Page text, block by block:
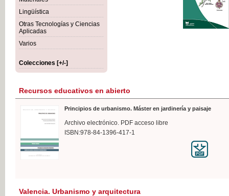
Lingüística
Otras Tecnologías y Ciencias
Aplicadas
Varios
Colecciones [+/-]
Recursos educativos en abierto
Principios de urbanismo. Máster en jardinería y paisaje
Archivo electrónico. PDF acceso libre
ISBN:978-84-1396-417-1
Valencia. Urbanismo y arquitectura